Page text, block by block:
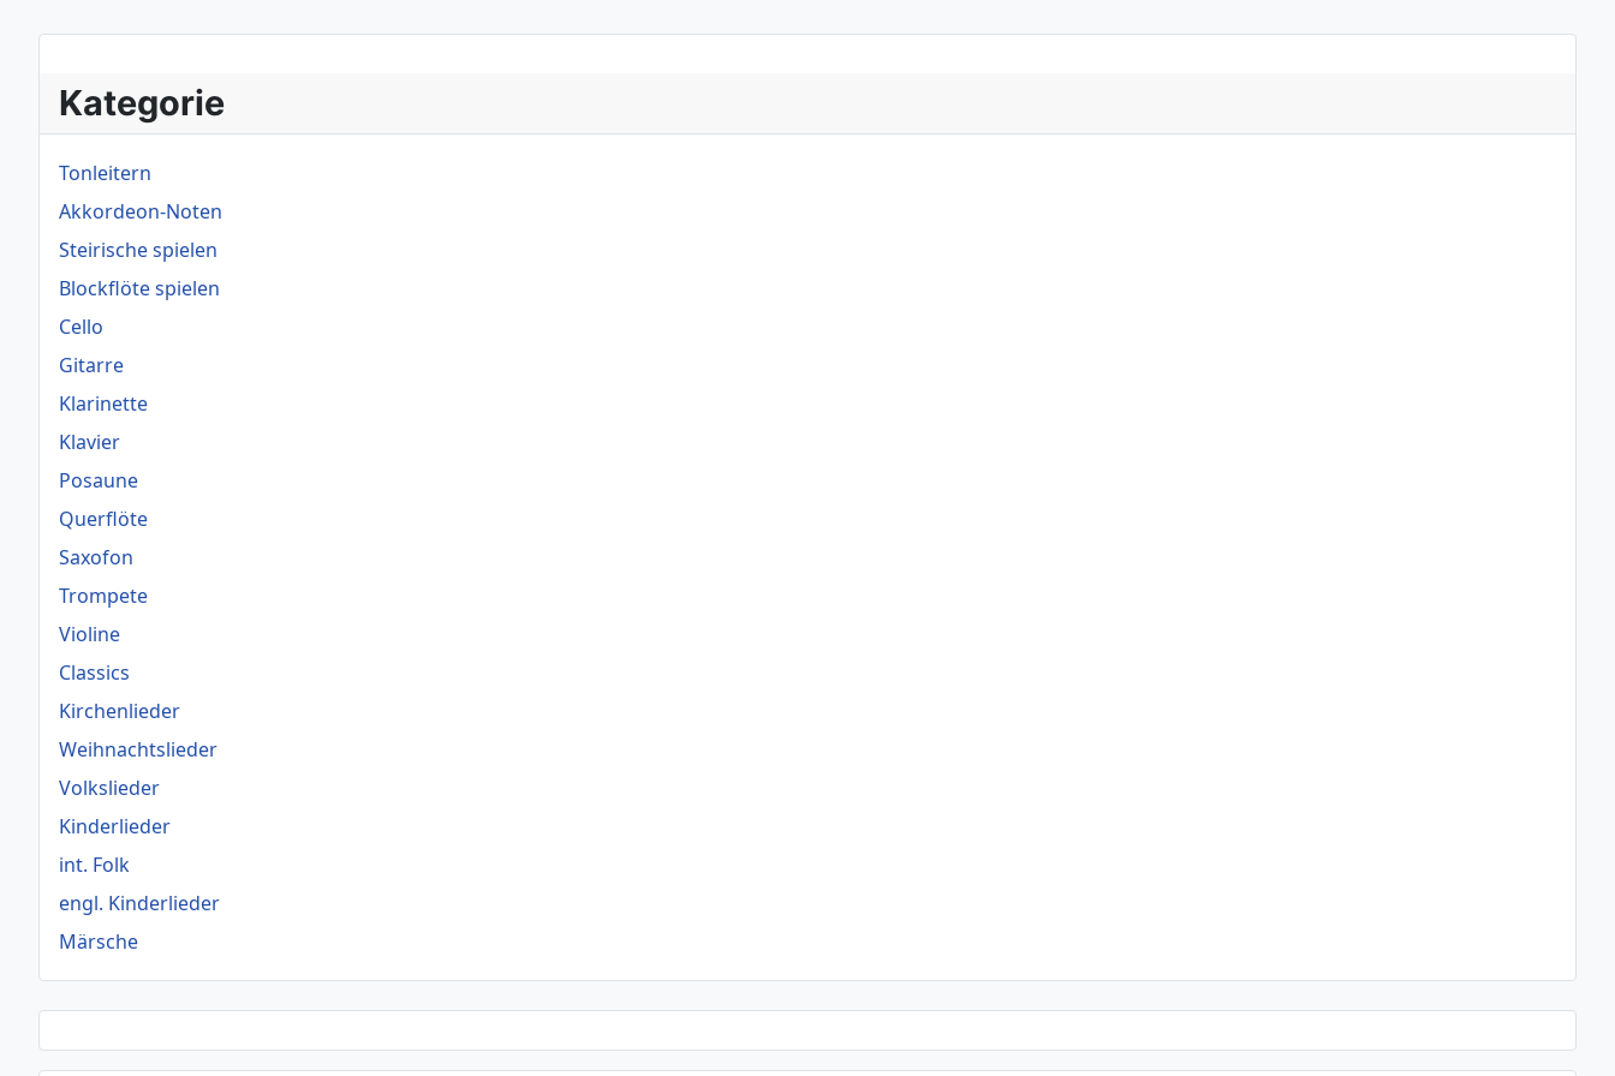
Kategorie
Tonleitern
Akkordeon-Noten
Steirische spielen
Blockflöte spielen
Cello
Gitarre
Klarinette
Klavier
Posaune
Querflöte
Saxofon
Trompete
Violine
Classics
Kirchenlieder
Weihnachtslieder
Volkslieder
Kinderlieder
int. Folk
engl. Kinderlieder
Märsche